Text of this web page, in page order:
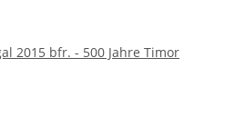
2015 bfr. - 500 Jahre Timor